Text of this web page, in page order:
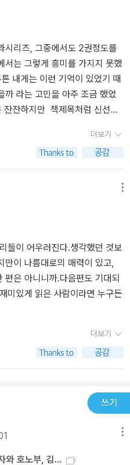
시리즈, 그중에서도 2권정도를
서는 그렇게 흥미를 가지지 못했
내게는 이런 기억이 있었기 때
까 라는 고민을 아주 조금 했었
잔하지만 책제목처럼 신선하
없지만 산책하듯이 가볍고 봄비
. 그리고 책 내용과 상관없이 예
더보기
들이 어우러진다.생각했던 것보
만이 나름대로의 매력이 있고,
은 아니니까.다음편도 기대되
미있게 읽은 사람이라면 누구든
더보기
쓰기
와 호노부, 김...